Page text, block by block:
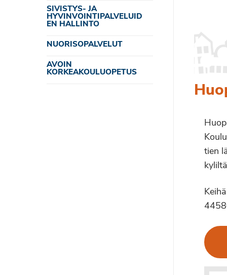
SIVISTYS- JA
HYVINVOINTIPALVELUID
EN HALLINTO
NUORISOPALVELUT
AVOIN
KORKEAKOULUOPETUS
tien